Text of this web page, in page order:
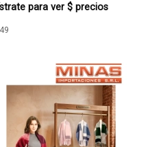
para ver $ precios